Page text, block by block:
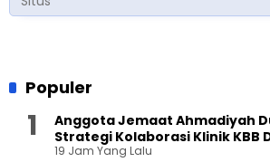
Populer
Anggota Jemaat Ahmadiyah
Strategi Kolaborasi Klinik KBB
19 Jam Yang Lalu